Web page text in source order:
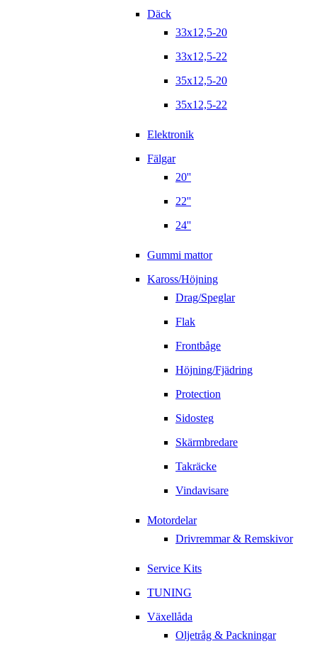
Däck
33x12,5-20
33x12,5-22
35x12,5-20
35x12,5-22
Elektronik
Fälgar
20''
22''
24''
Gummi mattor
Kaross/Höjning
Drag/Speglar
Flak
Frontbåge
Höjning/Fjädring
Protection
Sidosteg
Skärmbredare
Takräcke
Vindavisare
Motordelar
Drivremmar & Remskivor
Service Kits
TUNING
Växellåda
Oljetråg & Packningar